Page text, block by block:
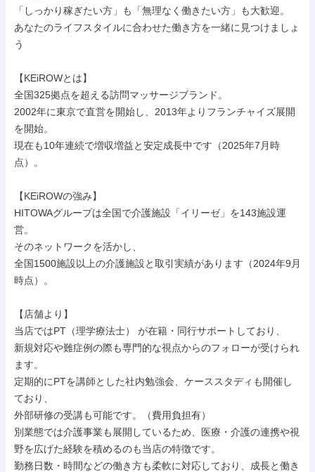
「しっかり稼ぎたい方」も「無理なく働きたい方」も大歓迎。
あなたのライフスタイルに合わせた働き方を一緒に見つけましょ
う
【KEiROWとは】
全国325拠点を超える訪問マッサージブランド。
2002年に東京で直営を開始し、2013年よりフランチャイズ展開
を開始。
現在も10年連続で増収増益と安定成長中です（2025年7月時
点）。
【KEiROWの強み】
HITOWAグループは全国で介護施設「イリーゼ」を143施設運
営。
そのネットワークを活かし、
全国1500施設以上の介護施設と取引実績があります（2024年9月
時点）。
【店舗より】
当店ではPT（理学療法士） が在籍・同行サポートしており、
新規対応や難症例の際も専門的な視点からのフォローが受けられ
ます。
定期的にPTを講師とした社内勉強会、ケーススタディも開催し
ており、
外部研修の受講も可能です。（費用負担有）
別業態では介護事業も展開しているため、医療・介護の連携や視
野を広げた経験を積めるのも当店の特徴です。
勤務日数・時間などの働き方も柔軟に対応しており、成長と働き